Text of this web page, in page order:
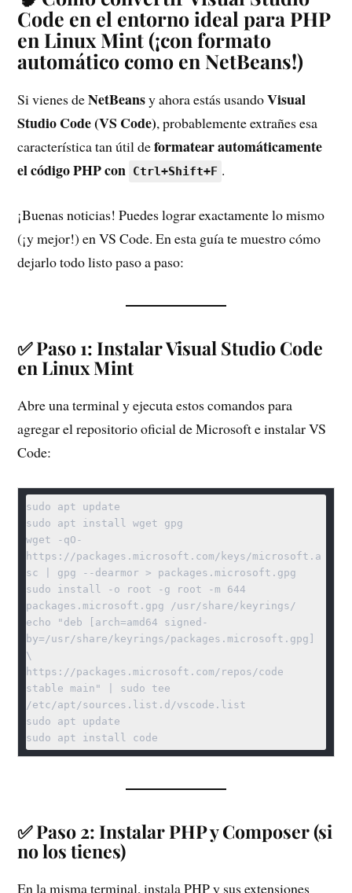
Code en el entorno ideal para PHP
en Linux Mint (¡con formato
automático como en NetBeans!)
Si vienes deNetBeansy ahora estás usandoVisual
Studio Code (VS Code), probablemente extrañes esa
característica tan útil deformatear automáticamente
el código PHP con Ctrl+Shift+F .
¡Buenas noticias! Puedes lograr exactamente lo mismo
(¡y mejor!) en VS Code. En esta guía te muestro cómo
dejarlo todo listo paso a paso:
✅ Paso 1: Instalar Visual Studio Code
en Linux Mint
Abre una terminal y ejecuta estos comandos para
agregar el repositorio oficial de Microsoft e instalar VS
Code:
sudo apt update
sudo apt install wget gpg
wget -qO-
https://packages.microsoft.com/keys/microsoft.a
sc | gpg --dearmor > packages.microsoft.gpg
sudo install -o root -g root -m 644
packages.microsoft.gpg /usr/share/keyrings/
echo "deb [arch=amd64 signed-
by=/usr/share/keyrings/packages.microsoft.gpg]
\
https://packages.microsoft.com/repos/code
stable main" | sudo tee
/etc/apt/sources.list.d/vscode.list
sudo apt update
✅ Paso 2: Instalar PHP y Composer (si
no los tienes)
En la misma terminal, instala PHP y sus extensiones